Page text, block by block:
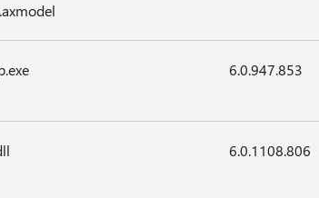
6.0.947.853
6.0.1108.806